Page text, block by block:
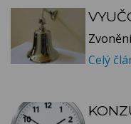
Zvonění
Celý